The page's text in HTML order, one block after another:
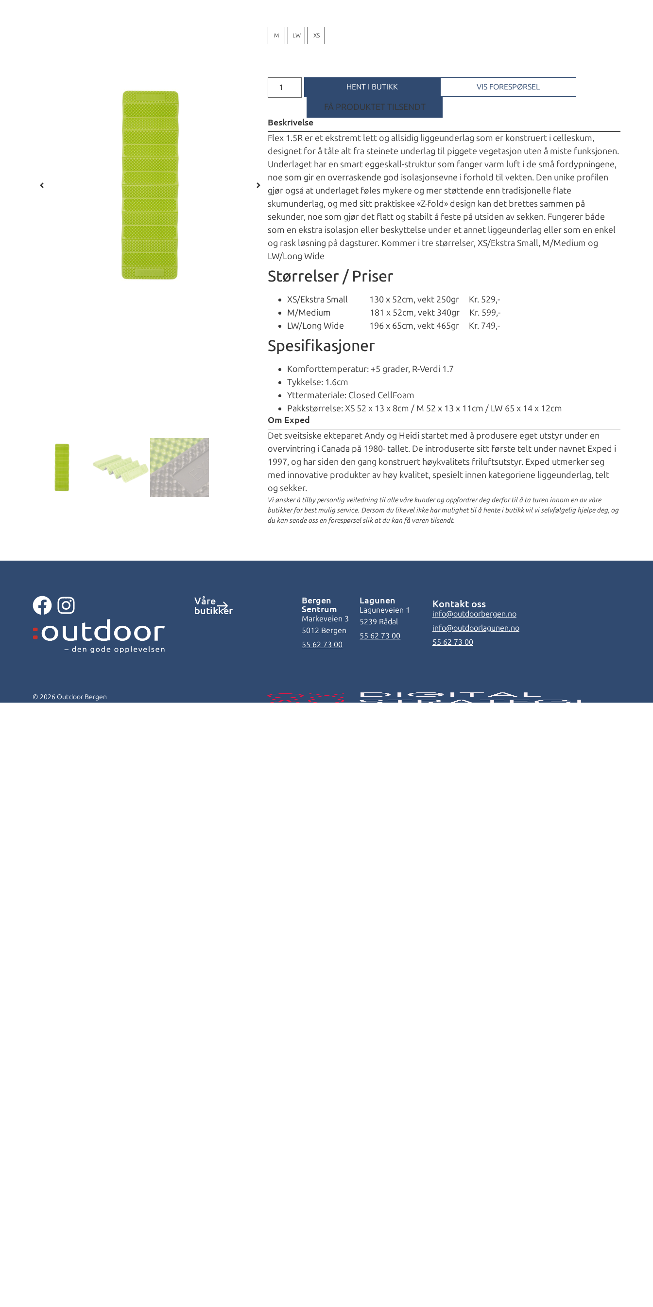
M LW XS
HENT I BUTIKK VIS FORESPØRSEL
FÅ PRODUKTET TILSENDT
Beskrivelse
Flex 1.5R er et ekstremt lett og allsidig liggeunderlag som er konstruert i celleskum,
designet for å tåle alt fra steinete underlag til piggete vegetasjon uten å miste funksjonen.
Underlaget har en smart eggeskall-struktur som fanger varm luft i de små fordypningene,
noe som gir en overraskende god isolasjonsevne i forhold til vekten. Den unike profilen
gjør også at underlaget føles mykere og mer støttende enn tradisjonelle flate
skumunderlag, og med sitt praktiskee «Z-fold» design kan det brettes sammen på
sekunder, noe som gjør det flatt og stabilt å feste på utsiden av sekken. Fungerer både
som en ekstra isolasjon eller beskyttelse under et annet liggeunderlag eller som en enkel
og rask løsning på dagsturer. Kommer i tre størrelser, XS/Ekstra Small, M/Medium og
LW/Long Wide
Størrelser / Priser
XS/Ekstra Small 130 x 52cm, vekt 250gr Kr. 529,-
M/Medium 181 x 52cm, vekt 340gr Kr. 599,-
LW/Long Wide 196 x 65cm, vekt 465gr Kr. 749,-
Spesifikasjoner
Komforttemperatur: +5 grader, R-Verdi 1.7
Tykkelse: 1.6cm
Yttermateriale: Closed CellFoam
Pakkstørrelse: XS 52 x 13 x 8cm / M 52 x 13 x 11cm / LW 65 x 14 x 12cm
Om Exped
Det sveitsiske ekteparet Andy og Heidi startet med å produsere eget utstyr under en
overvintring i Canada på 1980- tallet. De introduserte sitt første telt under navnet Exped i
1997, og har siden den gang konstruert høykvalitets friluftsutstyr. Exped utmerker seg
med innovative produkter av høy kvalitet, spesielt innen kategoriene liggeunderlag, telt
og sekker.
Vi ønsker å tilby personlig veiledning til alle våre kunder og oppfordrer deg derfor til å ta turen innom en av våre
butikker for best mulig service. Dersom du likevel ikke har mulighet til å hente i butikk vil vi selvfølgelig hjelpe deg, og
du kan sende oss en forespørsel slik at du kan få varen tilsendt.
Våre
butikker
Bergen
Sentrum
Markeveien 3
5012 Bergen
55 62 73 00
Lagunen
Laguneveien 1
5239 Rådal
55 62 73 00
Kontakt oss
info@outdoorbergen.no
info@outdoorlagunen.no
55 62 73 00
© 2026 Outdoor Bergen